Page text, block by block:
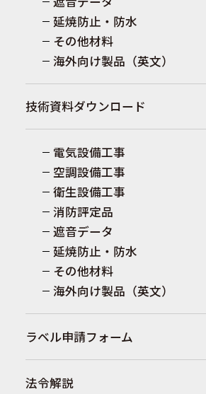
株式会社古河テクノマテリアル
TEL:0463-24-9341
FAX: 0463-24-9346
MAIL：ftm.bosai.customer-
延焼防止・防水
その他材料
海外向け製品（英文）
技術資料ダウンロード
電気設備工事
空調設備工事
衛生設備工事
消防評定品
遮音データ
延焼防止・防水
その他材料
海外向け製品（英文）
ラベル申請フォーム
法令解説